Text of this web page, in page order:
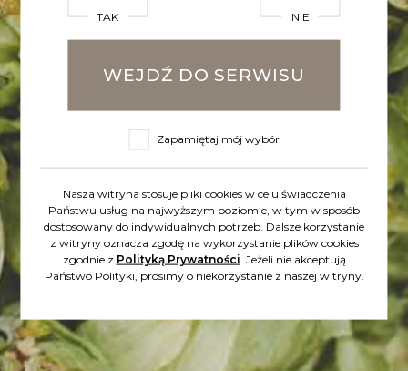
2025-06-16
WROCŁAWSKI FESTIWAL
DOBREGO PIWA 2025.
BYLIŚMY TAM!
To był naprawdę fantastyczny
czas. Dziękujemy!
TAK NIE
WEJDŹ DO SERWISU
Zapamiętaj mój wybór
Nasza witryna stosuje pliki cookies w celu świadczenia
Państwu usług na najwyższym poziomie, w tym w sposób
dostosowany do indywidualnych potrzeb. Dalsze korzystanie
z witryny oznacza zgodę na wykorzystanie plików cookies
zgodnie z Polityką Prywatności . Jeżeli nie akceptują
Państwo Polityki, prosimy o niekorzystanie z naszej witryny.